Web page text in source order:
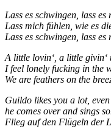
Lass es schwingen, lass es
Lass mich fühlen, wie es
Lass es schwingen, lass es
A little lovin‘, a little
I feel lonely fucking in the
We are feathers on the
Guildo likes you a lot,
he comes over and sings
Flieg auf den Flügeln der